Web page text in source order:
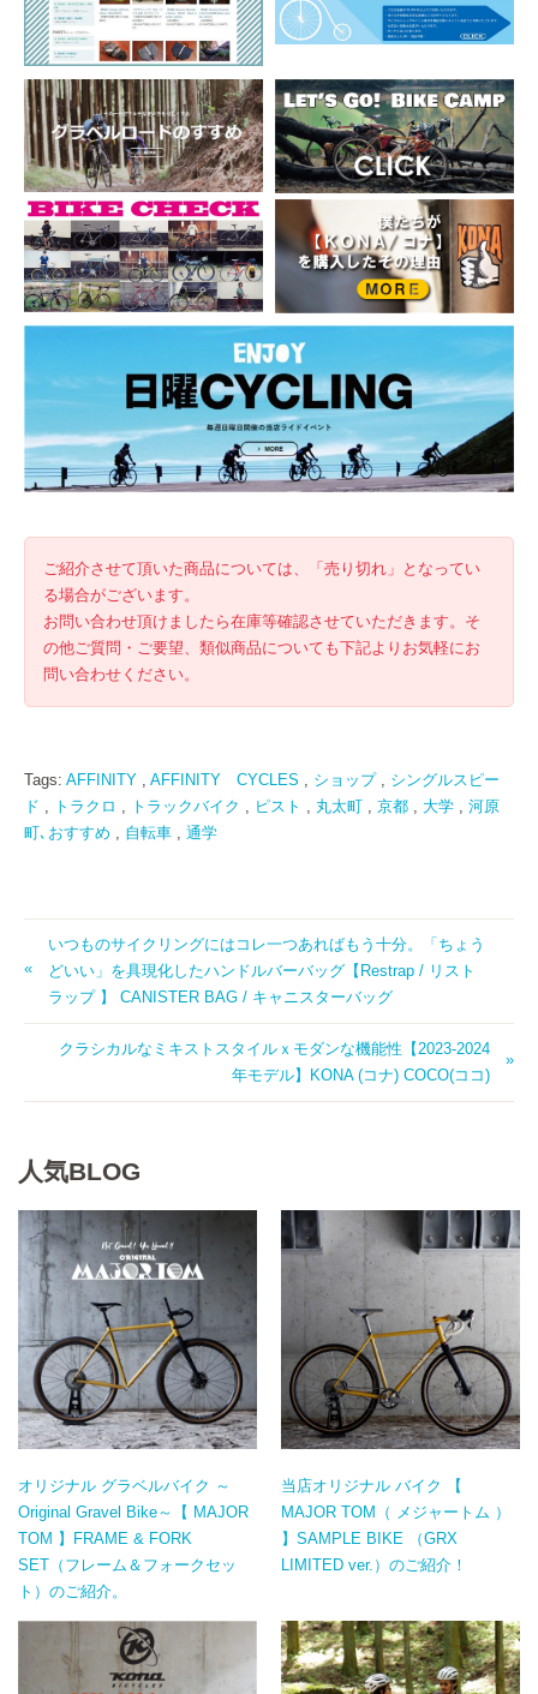
ご紹介させて頂いた商品については、「売り切れ」となってい
る場合がございます。
お問い合わせ頂けましたら在庫等確認させていただきます。そ
の他ご質問・ご要望、類似商品についても下記よりお気軽にお
問い合わせください。
Tags: AFFINITY , AFFINITY CYCLES , ショップ, シングルスピー
ド , トラクロ , トラックバイク , ピスト , 丸太町 , 京都 , 大学 , 河原
町､おすすめ , 自転車 , 通学
いつものサイクリングにはコレ一つあればもう十分。「ちょう
どいい」を具現化したハンドルバーバッグ【Restrap / リスト
ラップ 】 CANISTER BAG / キャニスターバッグ
クラシカルなミキストスタイルｘモダンな機能性【2023-2024
年モデル】KONA (コナ) COCO(ココ)
人気BLOG
オリジナル グラベルバイク ～
Original Gravel Bike～【 MAJOR
TOM 】FRAME & FORK
SET（フレーム＆フォークセッ
ト）のご紹介。
当店オリジナル バイク 【
MAJOR TOM（ メジャートム ）
】SAMPLE BIKE （GRX
LIMITED ver.）のご紹介！